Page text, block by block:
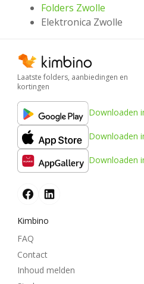
Folders Zwolle
Elektronica Zwolle
Laatste folders, aanbiedingen en
kortingen
Downloaden
Downloaden
Downloaden
Kimbino
FAQ
Contact
Inhoud melden